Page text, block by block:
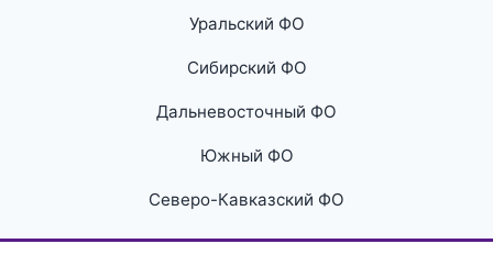
Уральский ФО
Сибирский ФО
Дальневосточный ФО
Южный ФО
Северо-Кавказский ФО